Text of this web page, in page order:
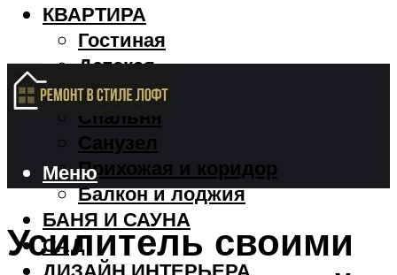
КВАРТИРА
Гостиная
Детская
Кухня
Спальня
Санузел
Прихожая и коридор
Балкон и лоджия
БАНЯ И САУНА
САД
Меню
Усилитель своими